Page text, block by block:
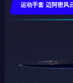
运动手套 迈阿密风